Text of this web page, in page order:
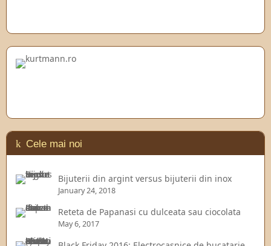
Cele mai noi
Bijuterii din argint versus bijuterii din inox
January 24, 2018
Reteta de Papanasi cu dulceata sau ciocolata
May 6, 2017